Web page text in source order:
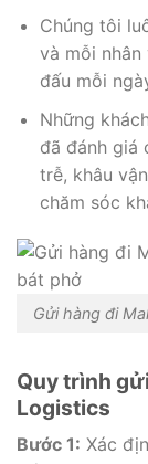
Chúng tôi
và mỗi
đấu mỗi
Những
đã đánh giá
trễ, khâu
chăm sóc
Gửi hàng đi
Quy trình
Logistics
Bước 1: Xác